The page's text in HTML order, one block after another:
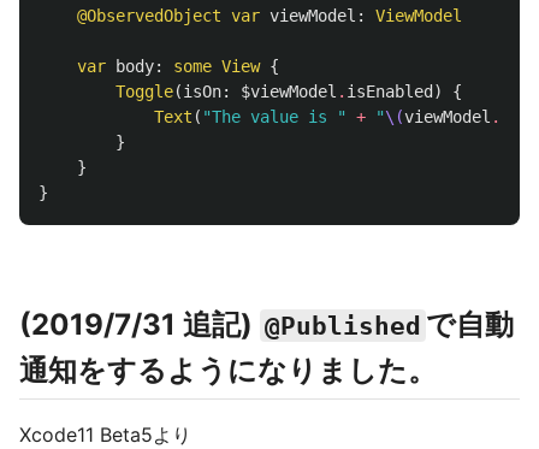
@ObservedObject var viewModel : ViewModel
var body: some View {
Toggle(isOn: $viewModel . isEnabled )
{
Text ( "The value is " + "\(viewModel .
}
}
}
(2019/7/31 追記) @Published で自動
通知をするようになりました。
Xcode11 Beta5より